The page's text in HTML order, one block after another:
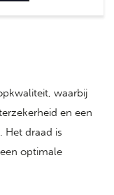
waarbij
en een
Het draad is
optimale